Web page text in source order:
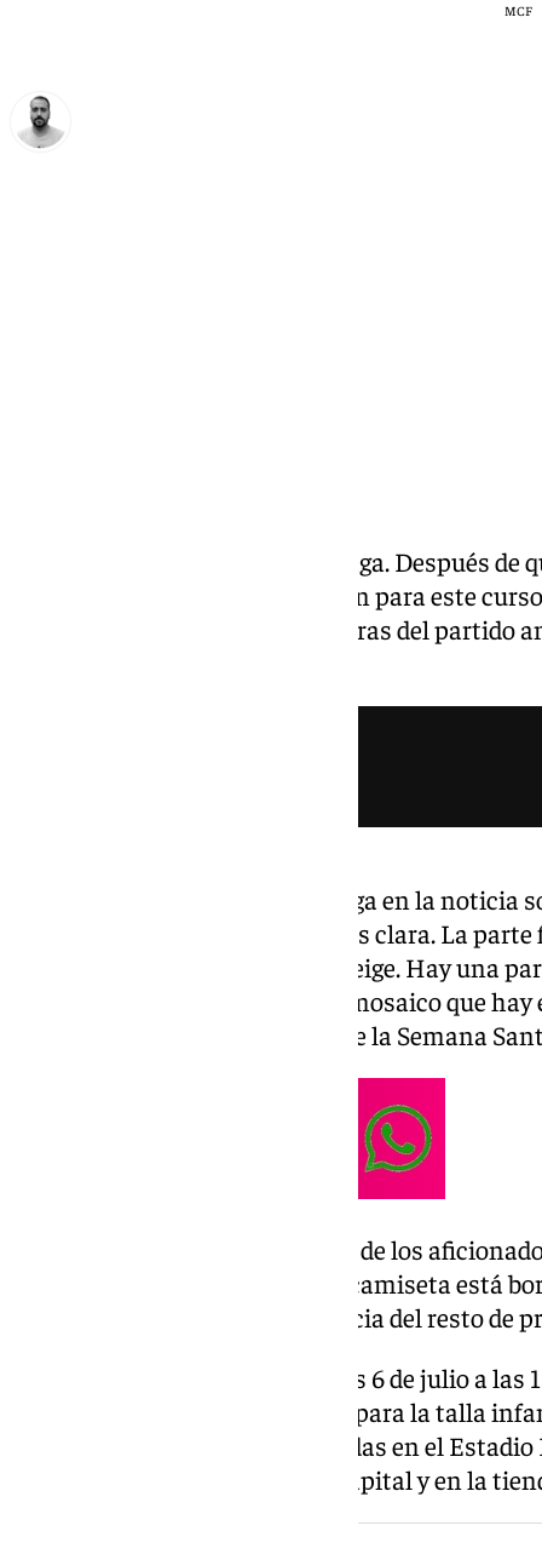
MCF
El rosa está de vuelta en el Málaga. Después
desvelase su primera equipación para este
anterior temporada y a unas horas del partido
Los colores que plasma el Málaga en la noticia
tierra un rosa con tonalidad más clara. La
color y la parte de las mangas beige. Hay una
hombros, pues tiene el mismo mosaico que
Juan Bautista, enclave mítico de la Semana
Una de las grandes inquietudes de los
Para su satisfacción, el de esta camiseta está
también está bordado a diferencia del resto de
Está disponible desde este lunes 6 de julio a
79.95 euros, cinco euros menos para la talla
tiendas oficiales del Club ubicadas en el
Larios 3 en pleno centro de la capital y en la